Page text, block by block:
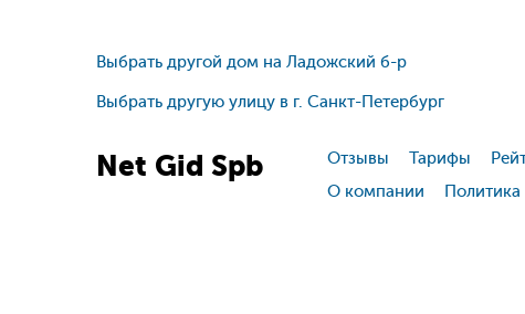
Выбрать другой дом на Ладожский б-р
Выбрать другую улицу в г. Санкт-Петербург
Net Gid Spb Отзывы Тарифы
О компании